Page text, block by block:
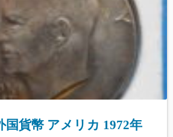
貨幣 アメリカ 1972年